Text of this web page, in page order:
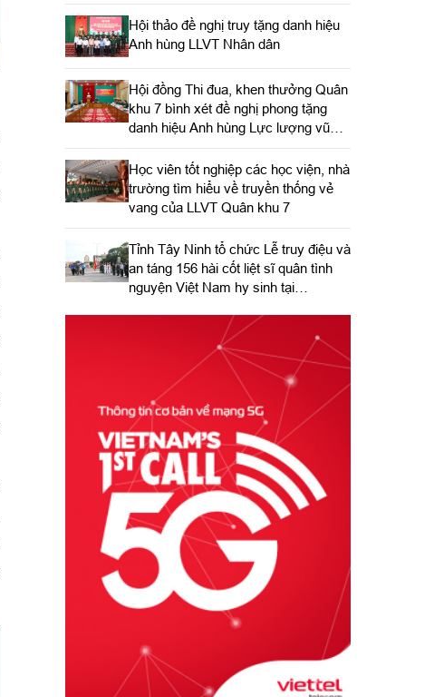
Hội thảo đề nghị truy tặng danh hiệu
Anh hùng LLVT Nhân dân
Hội đồng Thi đua, khen thưởng Quân
khu 7 bình xét đề nghị phong tặng
danh hiệu Anh hùng Lực lượng vũ
trang nhân dân
Học viên tốt nghiệp các học viện, nhà
trường tìm hiểu về truyền thống vẻ
vang của LLVT Quân khu 7
​Tỉnh Tây Ninh tổ chức Lễ truy điệu và
an táng 156 hài cốt liệt sĩ quân tình
nguyện Việt Nam hy sinh tại